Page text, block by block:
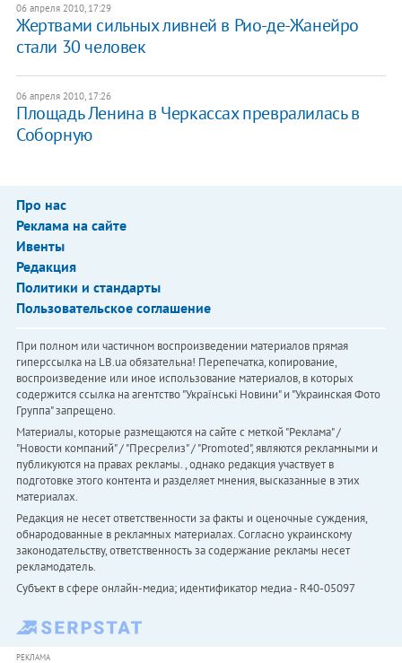
06 апреля 2010, 17:29
Жертвами сильных ливней в Рио-де-Жанейро
стали 30 человек
06 апреля 2010, 17:26
Площадь Ленина в Черкассах превралилась в
Соборную
Про нас
Реклама на сайте
Ивенты
Редакция
Политики и стандарты
Пользовательское соглашение
При полном или частичном воспроизведении материалов прямая
гиперссылка на LB.ua обязательна! Перепечатка, копирование,
воспроизведение или иное использование материалов, в которых
содержится ссылка на агентство "Українськi Новини" и "Украинская Фото
Группа" запрещено.
Материалы, которые размещаются на сайте с меткой "Реклама" /
"Новости компаний" / "Пресрелиз" / "Promoted", являются рекламными и
публикуются на правах рекламы. , однако редакция участвует в
подготовке этого контента и разделяет мнения, высказанные в этих
материалах.
Редакция не несет ответственности за факты и оценочные суждения,
обнародованные в рекламных материалах. Согласно украинскому
законодательству, ответственность за содержание рекламы несет
рекламодатель.
Субъект в сфере онлайн-медиа; идентификатор медиа - R40-05097
РЕКЛАМА